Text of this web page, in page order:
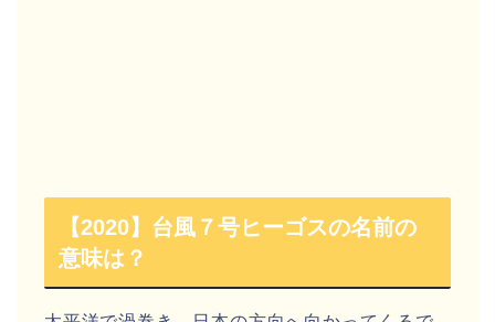
【2020】台風７号ヒーゴスの名前の
意味は？